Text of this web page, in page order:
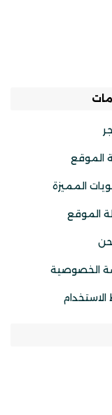
الموقع
المميزة
الموقع
الخصوصية